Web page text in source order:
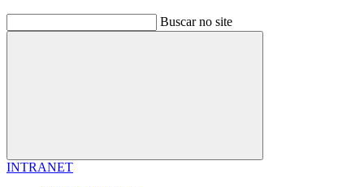
Buscar no site
Buscar
INTRANET